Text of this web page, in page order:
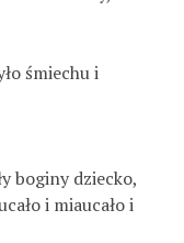
śmiechu i
boginy dziecko,
i miaucało i